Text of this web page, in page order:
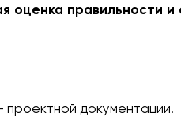
оценка правильности
проектной документации.